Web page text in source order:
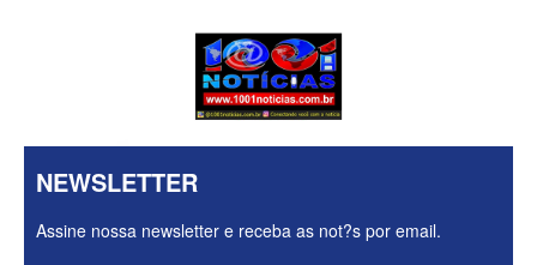
NEWSLETTER
Assine nossa newsletter e receba as not?s por email.